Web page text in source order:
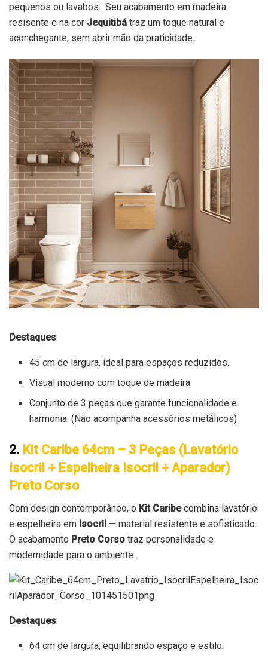
pequenos ou lavabos. Seu acabamento em madeira
resisente e na cor Jequitibá traz um toque natural e
aconchegante, sem abrir mão da praticidade.
Destaques:
45 cm de largura, ideal para espaços reduzidos.
Visual moderno com toque de madeira.
Conjunto de 3 peças que garante funcionalidade e
harmonia. (Não acompanha acessórios metálicos)
2. Kit Caribe 64cm – 3 Peças (Lavatório
Isocril + Espelheira Isocril + Aparador)
Preto Corso
Com design contemporâneo, o Kit Caribecombina lavatório
e espelheira em Isocril — material resistente e sofisticado.
O acabamento Preto Corso traz personalidade e
modernidade para o ambiente.
Destaques:
64 cm de largura, equilibrando espaço e estilo.